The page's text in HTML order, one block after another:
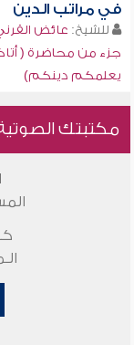
في مراتب الدين
للشيخ: عائض
جزء من محاضرة (
يعلمكم دينكم)
مكتبتك